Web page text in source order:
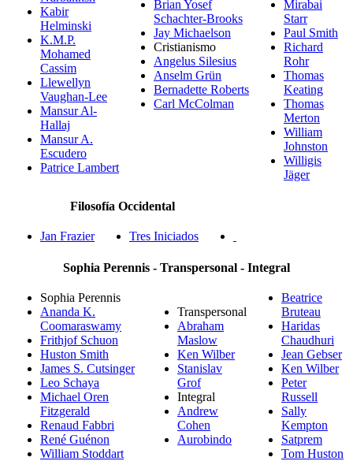
Kabir
Helminski
K.M.P.
Mohamed
Cassim
Llewellyn
Vaughan-Lee
Mansur Al-
Hallaj
Mansur A.
Escudero
Patrice Lambert
Brian Yosef
Schachter-Brooks
Jay Michaelson
Cristianismo
Angelus Silesius
Anselm Grün
Bernadette Roberts
Carl McColman
Mirabai
Starr
Paul Smith
Richard
Rohr
Thomas
Keating
Thomas
Merton
William
Johnston
Willigis
Jäger
Filosofía Occidental
Jan Frazier Tres Iniciados
Sophia Perennis - Transpersonal - Integral
Sophia Perennis
Ananda K.
Coomaraswamy
Frithjof Schuon
Huston Smith
James S. Cutsinger
Leo Schaya
Michael Oren
Fitzgerald
Renaud Fabbri
René Guénon
William Stoddart
Transpersonal
Abraham
Maslow
Ken Wilber
Stanislav
Grof
Integral
Andrew
Cohen
Aurobindo
Beatrice
Bruteau
Haridas
Chaudhuri
Jean Gebser
Ken Wilber
Peter
Russell
Sally
Kempton
Satprem
Tom Huston